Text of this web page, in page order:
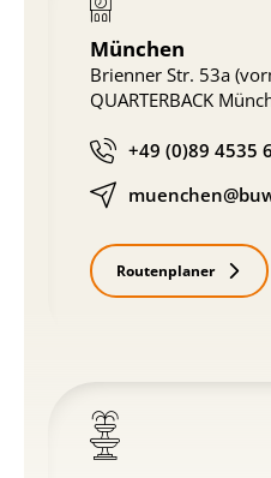
München
Brienner Str. 53a
QUARTERBACK
+49 (0)89 4535
Routenplaner